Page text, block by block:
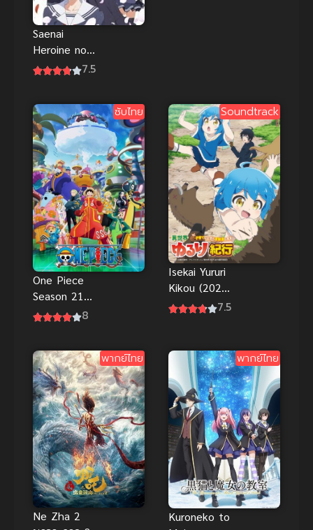
Saenai
Heroine no
Sodatekata
เป็นนางเอก
ของผม ภาค 2
7.5
ซับไทย
One Piece
Season 21
วันพีช เกาะ8
Soundtrack
Isekai Yururi
Kikou (2024)
บันทึกการเดิน
7.5
พากย์ไทย
Ne Zha 2
พากย์ไทย
Kuroneko to